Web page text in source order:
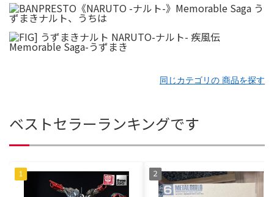
同じカテゴリの 商品を探す
ベストセラーランキングです